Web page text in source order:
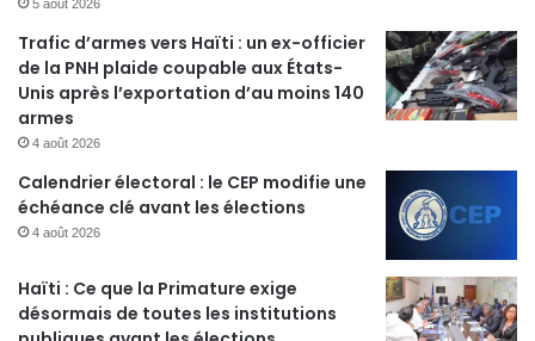
5 août 2026
Trafic d’armes vers Haïti : un ex-officier
de la PNH plaide coupable aux États-
Unis après l’exportation d’au moins 140
armes
4 août 2026
Calendrier électoral : le CEP modifie une
échéance clé avant les élections
4 août 2026
Haïti : Ce que la Primature exige
désormais de toutes les institutions